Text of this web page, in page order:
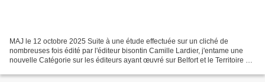
MAJ le 12 octobre 2025 Suite à une étude effectuée sur un cliché de
nombreuses fois édité par l'éditeur bisontin Camille Lardier, j'entame une
nouvelle Catégorie sur les éditeurs ayant œuvré sur Belfort et le Territoire de